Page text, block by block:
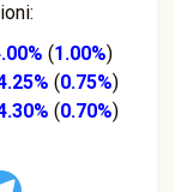
(1.00%)
(0.75%)
(0.70%)